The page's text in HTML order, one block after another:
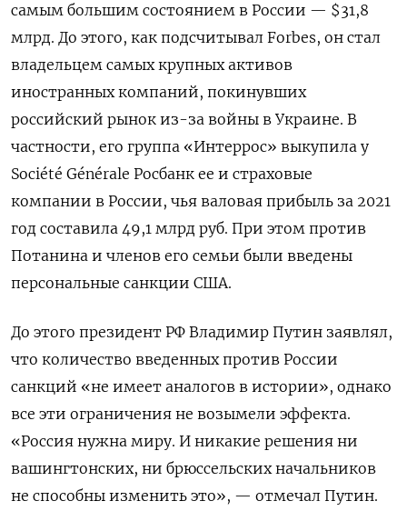
самым большим состоянием в России — $31,8
млрд. До этого, как подсчитывал Forbes, он стал
владельцем самых крупных активов
иностранных компаний, покинувших
российский рынок из-за войны в Украине. В
частности, его группа «Интеррос» выкупила у
Société Générale Росбанк ее и страховые
компании в России, чья валовая прибыль за 2021
год составила 49,1 млрд руб. При этом против
Потанина и членов его семьи были введены
персональные санкции США.
До этого президент РФ Владимир Путин заявлял,
что количество введенных против России
санкций «не имеет аналогов в истории», однако
все эти ограничения не возымели эффекта.
«Россия нужна миру. И никакие решения ни
вашингтонских, ни брюссельских начальников
не способны изменить это», — отмечал Путин.